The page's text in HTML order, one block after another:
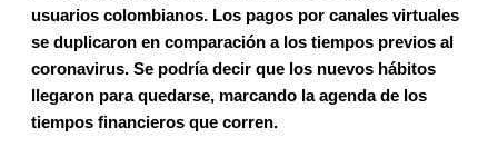
usuarios colombianos. Los pagos por canales virtuales
se duplicaron en comparación a los tiempos previos al
coronavirus. Se podría decir que los nuevos hábitos
llegaron para quedarse, marcando la agenda de los
tiempos financieros que corren.